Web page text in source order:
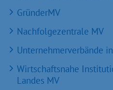
GründerMV
Nachfolgezentrale MV
Unternehmerverbände
Wirtschaftsnahe
Landes MV